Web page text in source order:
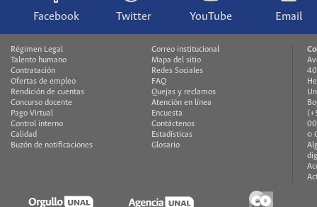
Facebook Twitter YouTube Email
Régimen Legal
Talento humano
Contratación
Ofertas de empleo
Rendición de cuentas
Concurso docente
Pago Virtual
Control interno
Calidad
Buzón de notificaciones
Correo institucional
Mapa del sitio
Redes Sociales
FAQ
Quejas y reclamos
Atención en línea
Encuesta
Contáctenos
Estadísticas
Glosario
©